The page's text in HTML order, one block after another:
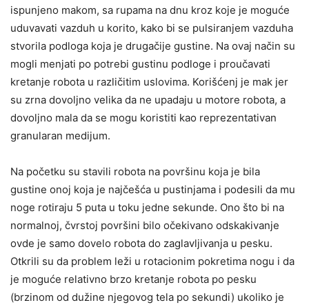
ispunjeno makom, sa rupama na dnu kroz koje je moguće
uduvavati vazduh u korito, kako bi se pulsiranjem vazduha
stvorila podloga koja je drugačije gustine. Na ovaj način su
mogli menjati po potrebi gustinu podloge i proučavati
kretanje robota u različitim uslovima. Korišćenj je mak jer
su zrna dovoljno velika da ne upadaju u motore robota, a
dovoljno mala da se mogu koristiti kao reprezentativan
granularan medijum.
Na početku su stavili robota na površinu koja je bila
gustine onoj koja je najčešća u pustinjama i podesili da mu
noge rotiraju 5 puta u toku jedne sekunde. Ono što bi na
normalnoj, čvrstoj površini bilo očekivano odskakivanje
ovde je samo dovelo robota do zaglavljivanja u pesku.
Otkrili su da problem leži u rotacionim pokretima nogu i da
je moguće relativno brzo kretanje robota po pesku
(brzinom od dužine njegovog tela po sekundi) ukoliko je